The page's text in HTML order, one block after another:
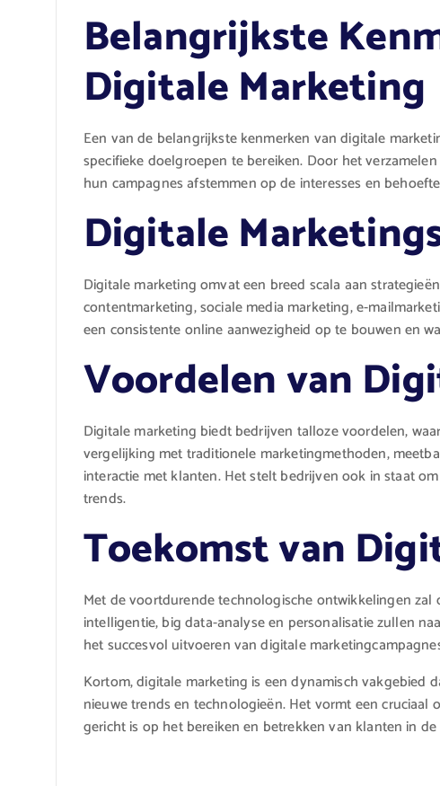
Belangrijkste
Digitale Marketing
Een van de belangrijkste kenmerken van digitale
specifieke doelgroepen te bereiken. Door het
hun campagnes afstemmen op de interesses en
Digitale
Digitale marketing omvat een breed scala aan
contentmarketing, sociale media marketing, e-
een consistente online aanwezigheid op te bouwen en
Voordelen van
Digitale marketing biedt bedrijven talloze voordelen,
vergelijking met traditionele marketingmethoden,
interactie met klanten. Het stelt bedrijven ook in staat
trends.
Toekomst van
Met de voortdurende technologische ontwikkelingen
intelligentie, big data-analyse en personalisatie zullen
het succesvol uitvoeren van digitale
Kortom, digitale marketing is een dynamisch vakgebied
nieuwe trends en technologieën. Het vormt een
gericht is op het bereiken en betrekken van klanten in